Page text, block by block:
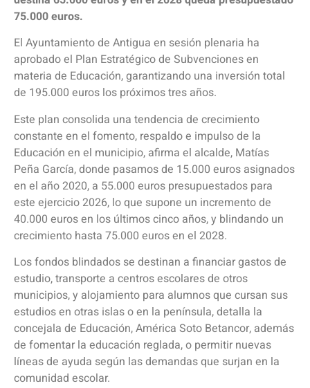
75.000 euros.
El Ayuntamiento de Antigua en sesión plenaria ha
aprobado el Plan Estratégico de Subvenciones en
materia de Educación, garantizando una inversión total
de 195.000 euros los próximos tres años.
Este plan consolida una tendencia de crecimiento
constante en el fomento, respaldo e impulso de la
Educación en el municipio, afirma el alcalde, Matías
Peña García, donde pasamos de 15.000 euros asignados
en el año 2020, a 55.000 euros presupuestados para
este ejercicio 2026, lo que supone un incremento de
40.000 euros en los últimos cinco años, y blindando un
crecimiento hasta 75.000 euros en el 2028.
Los fondos blindados se destinan a financiar gastos de
estudio, transporte a centros escolares de otros
municipios, y alojamiento para alumnos que cursan sus
estudios en otras islas o en la península, detalla la
concejala de Educación, América Soto Betancor, además
de fomentar la educación reglada, o permitir nuevas
líneas de ayuda según las demandas que surjan en la
comunidad escolar.